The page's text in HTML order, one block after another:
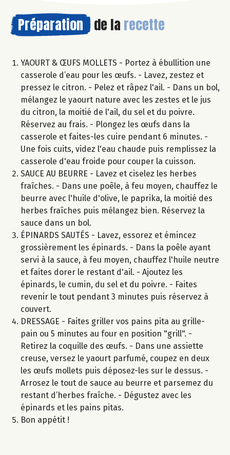
Préparation de la recette
YAOURT & ŒUFS MOLLETS - Portez à ébullition une
casserole d’eau pour les œufs. - Lavez, zestez et
pressez le citron. - Pelez et râpez l'ail. - Dans un bol,
mélangez le yaourt nature avec les zestes et le jus
du citron, la moitié de l'ail, du sel et du poivre.
Réservez au frais. - Plongez les œufs dans la
casserole et faites-les cuire pendant 6 minutes. -
Une fois cuits, videz l'eau chaude puis remplissez la
casserole d'eau froide pour couper la cuisson.
SAUCE AU BEURRE - Lavez et ciselez les herbes
fraîches. - Dans une poêle, à feu moyen, chauffez le
beurre avec l'huile d'olive, le paprika, la moitié des
herbes fraîches puis mélangez bien. Réservez la
sauce dans un bol.
ÉPINARDS SAUTÉS - Lavez, essorez et émincez
grossièrement les épinards. - Dans la poêle ayant
servi à la sauce, à feu moyen, chauffez l'huile neutre
et faites dorer le restant d'ail. - Ajoutez les
épinards, le cumin, du sel et du poivre. - Faites
revenir le tout pendant 3 minutes puis réservez à
couvert.
DRESSAGE - Faites griller vos pains pita au grille-
pain ou 5 minutes au four en position "grill". -
Retirez la coquille des œufs. - Dans une assiette
creuse, versez le yaourt parfumé, coupez en deux
les œufs mollets puis déposez-les sur le dessus. -
Arrosez le tout de sauce au beurre et parsemez du
restant d’herbes fraîche. - Dégustez avec les
épinards et les pains pitas.
Bon appétit !